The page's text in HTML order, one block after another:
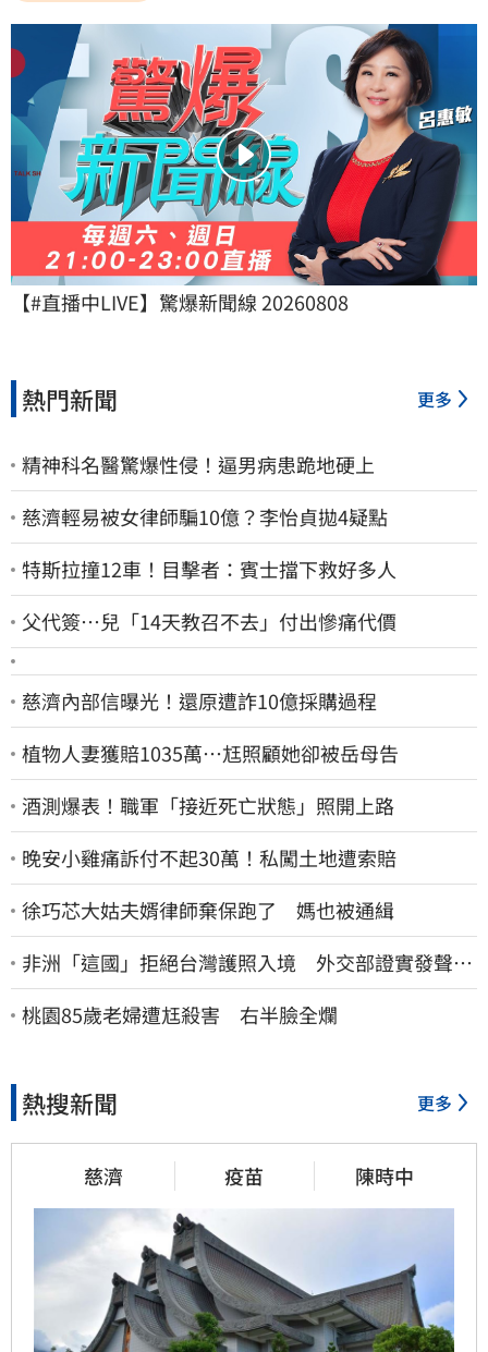
【#直播中LIVE】驚爆新聞線 20260808
熱門新聞 更多
精神科名醫驚爆性侵！逼男病患跪地硬上
慈濟輕易被女律師騙10億？李怡貞拋4疑點
特斯拉撞12車！目擊者：賓士擋下救好多人
父代簽…兒「14天教召不去」付出慘痛代價
慈濟內部信曝光！還原遭詐10億採購過程
植物人妻獲賠1035萬…尪照顧她卻被岳母告
酒測爆表！職軍「接近死亡狀態」照開上路
晚安小雞痛訴付不起30萬！私闖土地遭索賠
徐巧芯大姑夫婿律師棄保跑了 媽也被通緝
非洲「這國」拒絕台灣護照入境 外交部證實發聲
了：持續交涉聯繫
桃園85歲老婦遭尪殺害 右半臉全爛
熱搜新聞 更多
慈濟 疫苗 陳時中